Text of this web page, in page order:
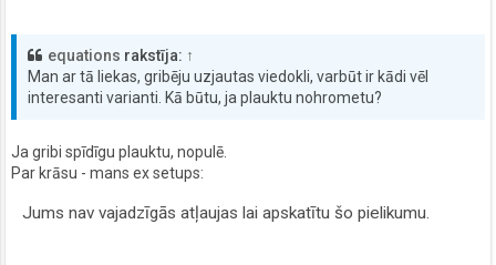
equations rakstīja: ↑
Man ar tā liekas, gribēju uzjautas viedokli, varbūt ir kādi vēl
interesanti varianti. Kā būtu, ja plauktu nohrometu?
Ja gribi spīdīgu plauktu, nopulē.
Par krāsu - mans ex setups:
Jums nav vajadzīgās atļaujas lai apskatītu šo pielikumu.